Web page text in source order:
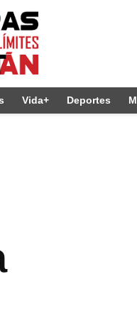
Vida+ Deportes